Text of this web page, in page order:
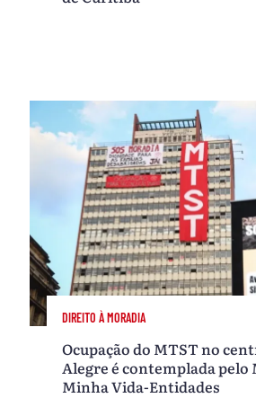
DIREITO À MORADIA
Ocupação do MTST no
Alegre é contemplada pelo
Minha Vida-Entidades